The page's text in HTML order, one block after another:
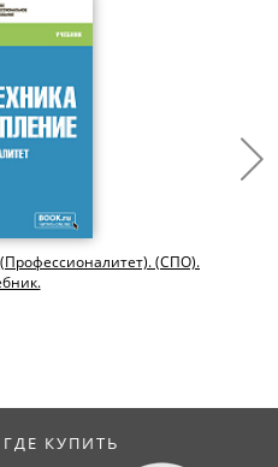
(СПО).
ГДЕ КУПИТЬ